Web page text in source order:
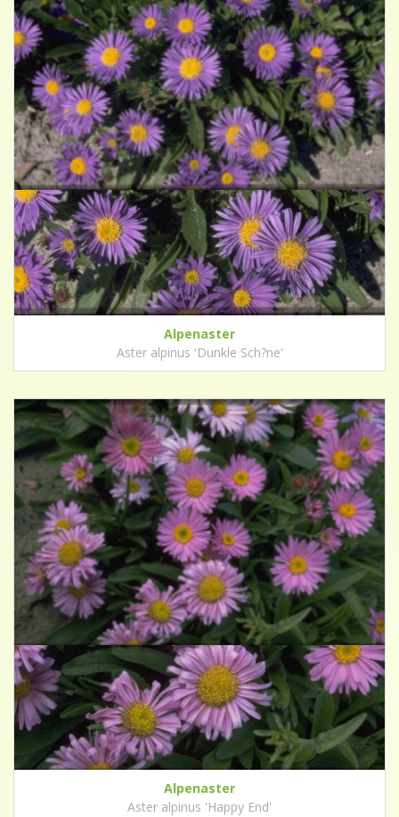
Alpenaster
Aster alpinus 'Dunkle Sch?ne'
Alpenaster
Aster alpinus 'Happy End'